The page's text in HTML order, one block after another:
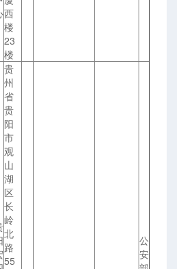
西
楼
23
楼
贵
州
省
贵
阳
市
观
山
湖
区
长
岭
北
路
55
公
安